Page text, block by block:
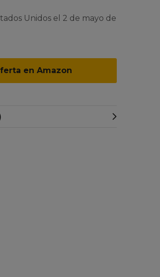
Unidos el 2 de mayo de
en Amazon